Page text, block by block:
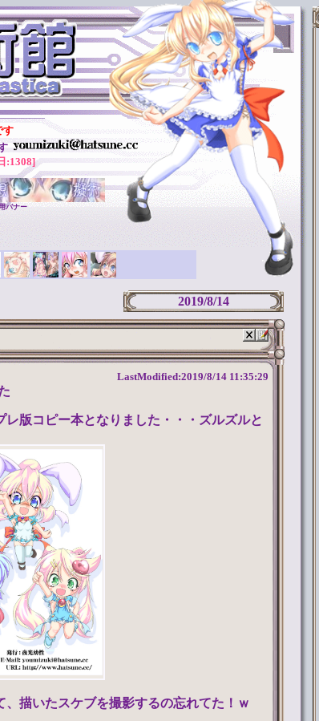
す
:1308]
バナー
2019/8/14
LastModified:2019/8/14 11:35:29
版コピー本となりました・・・ズルズルと
描いたスケブを撮影するの忘れてた！ｗ